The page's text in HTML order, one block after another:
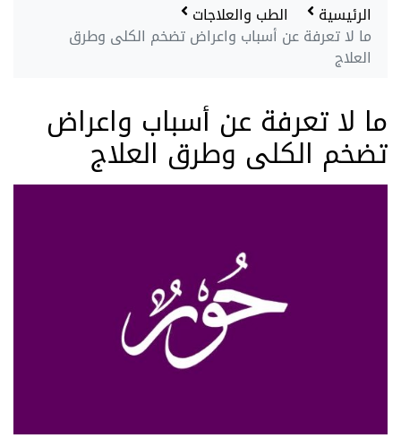
الرئيسية الطب والعلاجات
ما لا تعرفة عن أسباب واعراض تضخم الكلى وطرق
العلاج
ما لا تعرفة عن أسباب واعراض
تضخم الكلى وطرق العلاج